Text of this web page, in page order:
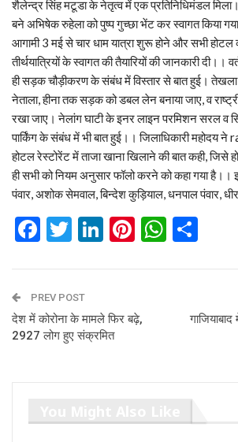
शैलेन्द्र सिंह मटूडा के नेतृत्व में एक प्रतिनिधिमंडल मिला।
बने अभिषेक रुहेला को पुष्प गुच्छा भेंट कर स्वागत किया
आगामी 3 मई से चार धाम यात्रा शुरू होने और सभी होटल
तीर्थयात्रियों के स्वागत की तैयारियों की जानकारी दी।।
ही सड़क चौड़ीकरण के संबंध में विस्तार से बात हुई।
नेताला, हीना तक सड़क को डबल लेन बनाया जाए, व
रखा जाए। नेलांग घाटी के इनर लाइन परमिशन सरल व
पार्किंग के संबंध में भी बात हुई।। जिलाधिकारी महोदय
होटल रेस्टोरेंट में ताजा खाना खिलाने की बात कही, जिसे
ही सभी को नियम अनुसार फॉलो करने को कहा गया है।।
पंवार, अशोक सेमवाल, बिन्देश कुड़ियाल, धनपाल पंवार,
Facebook
Twitter
LinkedIn
Pinterest
PREV POST
देश में कोरोना के मामले फिर बढ़े,
2927 लोग हुए संक्रमित